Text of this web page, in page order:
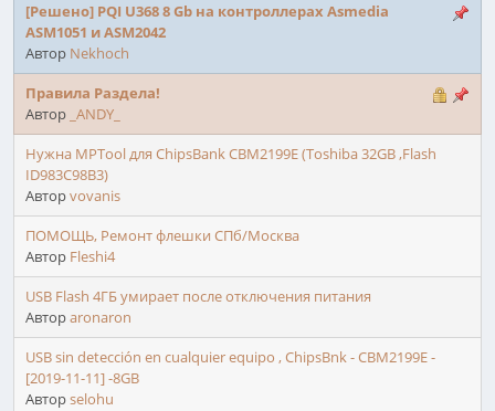
[Решено] PQI U368 8 Gb на контроллерах Asmedia
ASM1051 и ASM2042
Автор Nekhoch
Правила Раздела!
Автор _ANDY_
Нужна MPTool для ChipsBank CBM2199E (Toshiba 32GB ,Flash
ID983C98B3)
Авторvovanis
ПОМОЩЬ, Ремонт флешки СПб/Москва
Автор Fleshi4
USB Flash 4ГБ умирает после отключения питания
Авторaronaron
USB sin detección en cualquier equipo , ChipsBnk - CBM2199E -
[2019-11-11] -8GB
Авторselohu